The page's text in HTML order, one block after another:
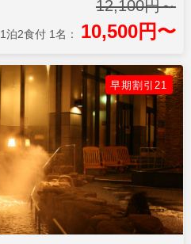
12,100円～
1泊2食付 1名： 10,500円〜
早期割引21